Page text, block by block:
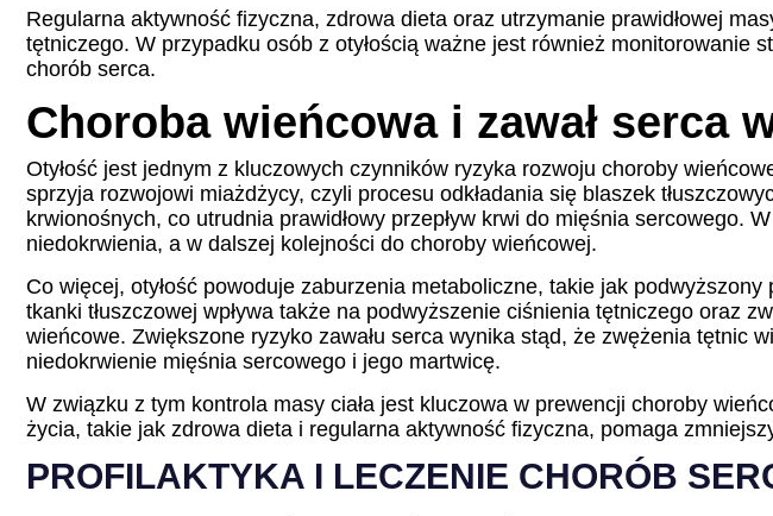
Regularna aktywność fizyczna, zdrowa dieta oraz utrzymanie prawidłowej
tętniczego. W przypadku osób z otyłością ważne jest również monitorowanie
chorób serca.
Choroba wieńcowa i zawał serca
Otyłość jest jednym z kluczowych czynników ryzyka rozwoju choroby
sprzyja rozwojowi miażdżycy, czyli procesu odkładania się blaszek
krwionośnych, co utrudnia prawidłowy przepływ krwi do mięśnia
niedokrwienia, a w dalszej kolejności do choroby wieńcowej.
Co więcej, otyłość powoduje zaburzenia metaboliczne, takie jak
tkanki tłuszczowej wpływa także na podwyższenie ciśnienia tętniczego oraz
wieńcowe. Zwiększone ryzyko zawału serca wynika stąd, że zwężenia
niedokrwienie mięśnia sercowego i jego martwicę.
W związku z tym kontrola masy ciała jest kluczowa w prewencji choroby
życia, takie jak zdrowa dieta i regularna aktywność fizyczna, pomaga
PROFILAKTYKA I LECZENIE CHORÓB